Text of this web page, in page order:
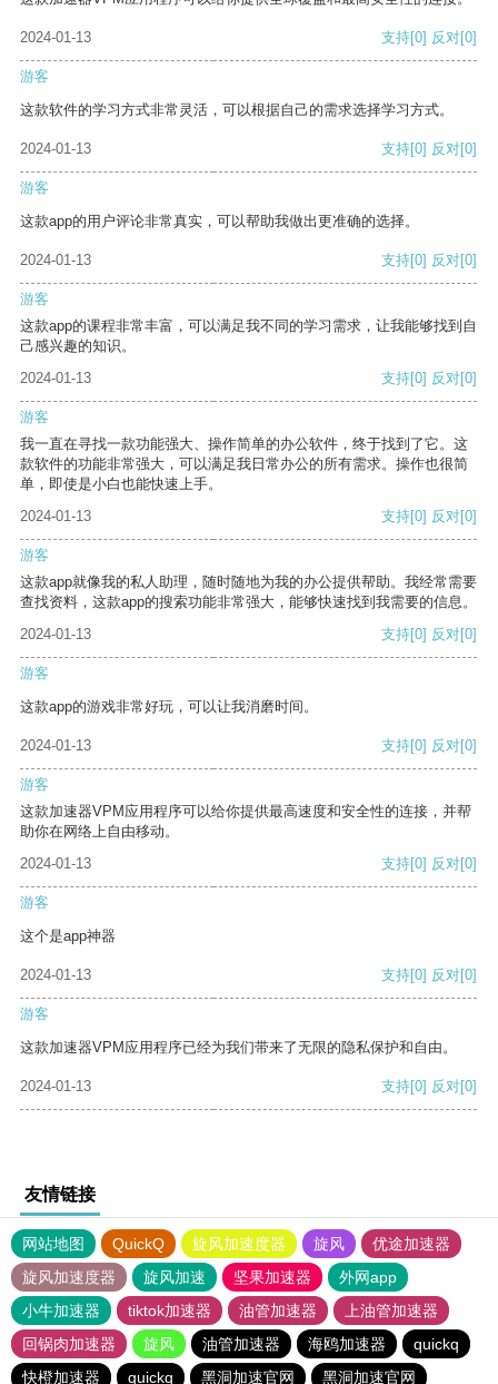
2024-01-13 支持[0] 反对[0]
游客
这款软件的学习方式非常灵活，可以根据自己的需求选择学习方式。
2024-01-13 支持[0] 反对[0]
游客
这款app的用户评论非常真实，可以帮助我做出更准确的选择。
2024-01-13 支持[0] 反对[0]
游客
这款app的课程非常丰富，可以满足我不同的学习需求，让我能够找到自
己感兴趣的知识。
2024-01-13
支持[0] 反对[0]
游客
我一直在寻找一款功能强大、操作简单的办公软件，终于找到了它。这
款软件的功能非常强大，可以满足我日常办公的所有需求。操作也很简
单，即使是小白也能快速上手。
2024-01-13
支持[0] 反对[0]
游客
这款app就像我的私人助理，随时随地为我的办公提供帮助。我经常需要
查找资料，这款app的搜索功能非常强大，能够快速找到我需要的信息。
2024-01-13
支持[0] 反对[0]
游客
这款app的游戏非常好玩，可以让我消磨时间。
2024-01-13 支持[0] 反对[0]
游客
这款加速器VPM应用程序可以给你提供最高速度和安全性的连接，并帮
助你在网络上自由移动。
2024-01-13
支持[0] 反对[0]
游客
这个是app神器
2024-01-13 支持[0] 反对[0]
游客
这款加速器VPM应用程序已经为我们带来了无限的隐私保护和自由。
2024-01-13 支持[0] 反对[0]
友情链接
网站地图 QuickQ 旋风加速度器 旋风
优途加速器
旋风加速度器
旋风加速 坚果加速器
外网app
小牛加速器
tiktok加速器 油管加速器
上油管加速器
回锅肉加速器
旋风 油管加速器 海鸥加速器
quickq
快橙加速器
quickq 黑洞加速官网 黑洞加速官网